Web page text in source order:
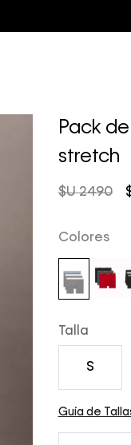
Pack
stretch
$U 2490
Colores
Talla
S
Guía de